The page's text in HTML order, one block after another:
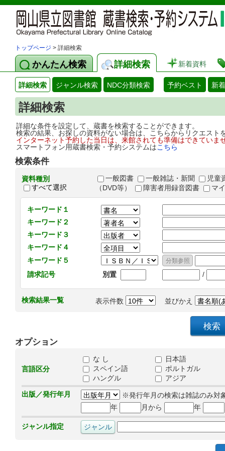
トップページ > 詳細検索
かんたん検索 詳細検索 新着資料
詳細検索 ジャンル検索 NDC分類検索 予約ベスト 新
詳細検索
詳細な条件を設定して、蔵書を検索することができます。
検索の結果、お探しの資料がない場合は、こちらからリクエス
インターネット予約した当日は、来館されても準備はできてい
スマートフォン用蔵書検索・予約システムはこちら
検索条件
資料種別
すべて選択
一般図書 一般雑誌・新聞
児童
（DVD等）
障害者用録音図書 マ
キーワード１
キーワード２
キーワード３
キーワード４
キーワード５
請求記号
別置 /
検索結果一覧 表示件数 並びかえ
オプション
言語区分
な し
日本語
スペイン語
ポルトガル
ハングル
アジア
出版／発行年月
※発行年月の検索は雑誌のみ対
年
月から 年
ジャンル指定